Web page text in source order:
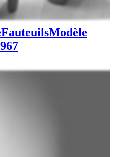
FauteuilsModèle